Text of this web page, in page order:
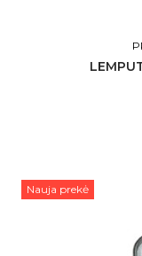
Nauja prekė